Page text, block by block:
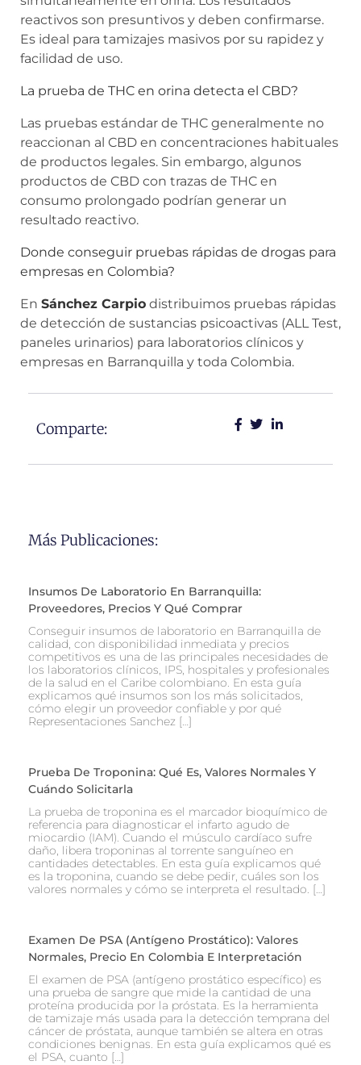
reactivos son presuntivos y deben confirmarse.
Es ideal para tamizajes masivos por su rapidez y
facilidad de uso.
La prueba de THC en orina detecta el CBD?
Las pruebas estándar de THC generalmente no
reaccionan al CBD en concentraciones habituales
de productos legales. Sin embargo, algunos
productos de CBD con trazas de THC en
consumo prolongado podrían generar un
resultado reactivo.
Donde conseguir pruebas rápidas de drogas para
empresas en Colombia?
En Sánchez Carpio distribuimos pruebas rápidas
de detección de sustancias psicoactivas (ALL Test,
paneles urinarios) para laboratorios clínicos y
empresas en Barranquilla y toda Colombia.
Comparte:
Más Publicaciones:
Insumos De Laboratorio En Barranquilla:
Proveedores, Precios Y Qué Comprar
Conseguir insumos de laboratorio en Barranquilla de
calidad, con disponibilidad inmediata y precios
competitivos es una de las principales necesidades de
los laboratorios clínicos, IPS, hospitales y profesionales
de la salud en el Caribe colombiano. En esta guía
explicamos qué insumos son los más solicitados,
cómo elegir un proveedor confiable y por qué
Representaciones Sanchez […]
Prueba De Troponina: Qué Es, Valores Normales Y
Cuándo Solicitarla
La prueba de troponina es el marcador bioquímico de
referencia para diagnosticar el infarto agudo de
miocardio (IAM). Cuando el músculo cardíaco sufre
daño, libera troponinas al torrente sanguíneo en
cantidades detectables. En esta guía explicamos qué
es la troponina, cuando se debe pedir, cuáles son los
valores normales y cómo se interpreta el resultado. […]
Examen De PSA (Antígeno Prostático): Valores
Normales, Precio En Colombia E Interpretación
El examen de PSA (antígeno prostático específico) es
una prueba de sangre que mide la cantidad de una
proteína producida por la próstata. Es la herramienta
de tamizaje más usada para la detección temprana del
cáncer de próstata, aunque también se altera en otras
condiciones benignas. En esta guía explicamos qué es
el PSA, cuanto […]